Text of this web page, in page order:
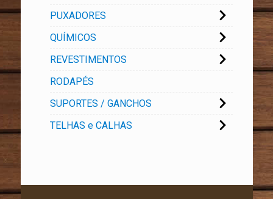
PUXADORES
QUÍMICOS
REVESTIMENTOS
RODAPÉS
SUPORTES / GANCHOS
TELHAS e CALHAS